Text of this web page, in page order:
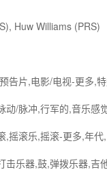
Huw Williams (PRS)
告片,电影/电视-更多,
动/脉冲,行军的,音乐感
,摇滚乐,摇滚-更多,年代
击乐器,鼓,弹拨乐器,吉